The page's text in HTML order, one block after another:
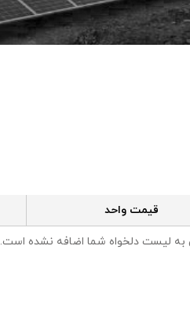
قیمت واحد
لیست دلخواه شما اضافه نشده است.